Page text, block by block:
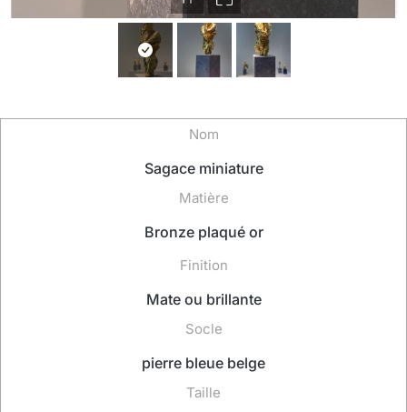
Nom
Sagace miniature
Matière
Bronze plaqué or
Finition
Mate ou brillante
Socle
pierre bleue belge
Taille